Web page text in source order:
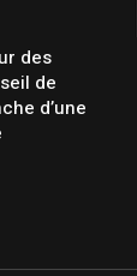
des
de
d’une